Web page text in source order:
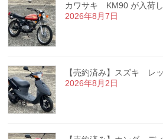
カワサキ KM90 が入荷し
2026年8月7日
【売約済み】スズキ レ
2026年8月2日